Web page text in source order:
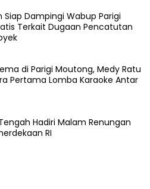
Dampingi Wabup Parigi
Terkait Dugaan Pencatutan
di Parigi Moutong, Medy Ratu
Pertama Lomba Karaoke Antar
Hadiri Malam Renungan
RI